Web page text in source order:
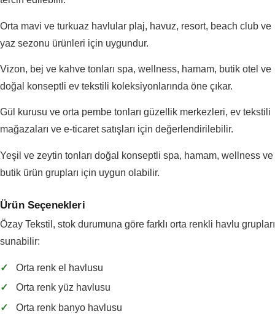
Orta mavi ve turkuaz havlular plaj, havuz, resort, beach club ve
yaz sezonu ürünleri için uygundur.
Vizon, bej ve kahve tonları spa, wellness, hamam, butik otel ve
doğal konseptli ev tekstili koleksiyonlarında öne çıkar.
Gül kurusu ve orta pembe tonları güzellik merkezleri, ev tekstili
mağazaları ve e-ticaret satışları için değerlendirilebilir.
Yeşil ve zeytin tonları doğal konseptli spa, hamam, wellness ve
butik ürün grupları için uygun olabilir.
Ürün Seçenekleri
Özay Tekstil, stok durumuna göre farklı orta renkli havlu grupları
sunabilir:
✓
Orta renk el havlusu
✓
Orta renk yüz havlusu
✓
Orta renk banyo havlusu